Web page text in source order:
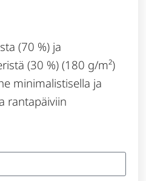
(70 %) ja
(30 %) (180 g/m²)
minimalistisella ja
rantapäiviin